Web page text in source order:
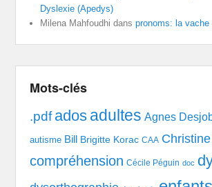
Dyslexie (Apedys)
Milena Mahfoudhi danspronoms: la vache
Mots-clés
.pdf ados adultes Agnes
autisme Bill Brigitte Korac CAA
compréhension Cécile Péguin doc